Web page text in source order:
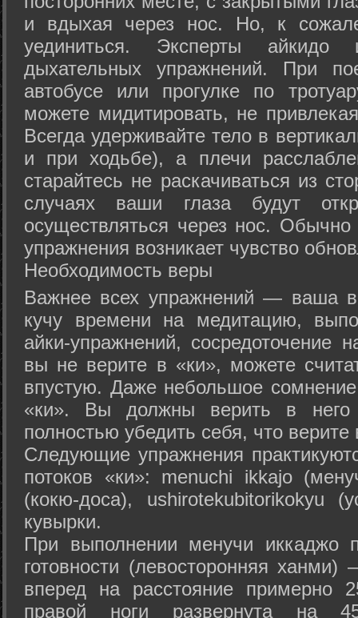
и вдыхая через нос. Но, к
уединиться. Эксперты айкидо
дыхательных упражнений. При
автобусе или прогулке по
можете мидитировать, не
Всегда удерживайте тело в
и при ходьбе), а плечи
старайтесь не раскачиваться из
случаях ваши глаза будут
осуществляться через нос. Обычно
упражнения возникает чувство
Необходимость веры
Важнее всех упражнений — ваша
кучу времени на медитацию,
айки-упражнений, сосредоточение
вы не верите в «ки», можете
впустую. Даже небольшое сомнение
«ки». Вы должны верить в
полностью убедить себя, что верите
Следующие упражнения
потоков «ки»: menuchi ikkajo
(кокю-доса), ushiro­tekubitori­kokyu
кувырки.
При выполнении менучи иккаджо
готовности (левосторонняя
вперед на расстояние примерно
правой ноги развернута на